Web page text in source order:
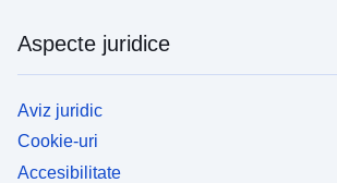
Aspecte juridice
Aviz juridic
Cookie-uri
Accesibilitate